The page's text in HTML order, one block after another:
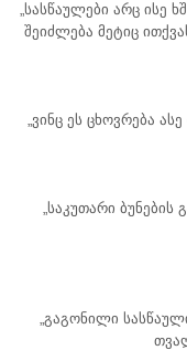
„სასწაულები არც ისე
შეიძლება მეტიც
„ვინც ეს ცხოვრება
„საკუთარი
„გაგონილი